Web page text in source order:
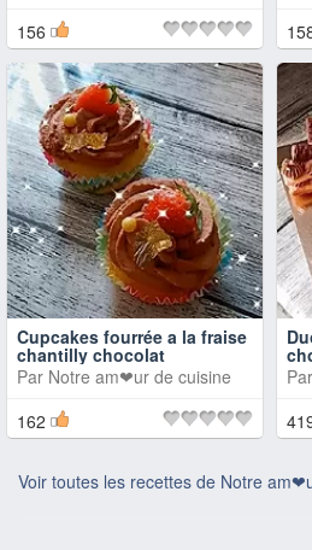
156
Cupcakes fourrée a la fraise
chantilly chocolat
Par Notre am❤ur de cuisine
162
Par
Voir toutes les recettes de Notre